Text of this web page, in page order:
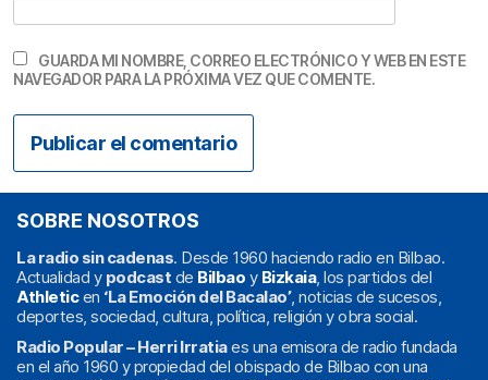
GUARDA MI NOMBRE, CORREO ELECTRÓNICO Y WEB EN ESTE
NAVEGADOR PARA LA PRÓXIMA VEZ QUE COMENTE.
SOBRE NOSOTROS
La radio sin cadenas. Desde 1960 haciendo radio en Bilbao.
Actualidad y podcast de Bilbao y Bizkaia, los partidos del
Athleticen ‘La Emoción del Bacalao’, noticias de sucesos,
deportes, sociedad, cultura, política, religión y obra social.
Radio Popular – Herri Irratiaes una emisora de radio fundada
en el año 1960 y propiedad del obispado de Bilbao con una